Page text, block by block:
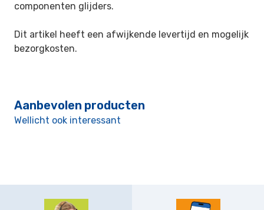
componenten glijders.
Dit artikel heeft een afwijkende levertijd en mogelijk
bezorgkosten.
Aanbevolen producten
Wellicht ook interessant